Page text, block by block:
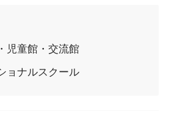
児童館・交流館
ョナルスクール